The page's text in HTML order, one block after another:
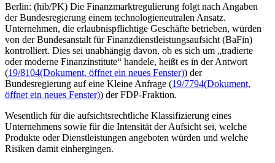
Berlin: (hib/PK) Die Finanzmarktregulierung folgt nach Angaben
der Bundesregierung einem technologieneutralen Ansatz.
Unternehmen, die erlaubnispflichtige Geschäfte betrieben, würden
von der Bundesanstalt für Finanzdienstleistungsaufsicht (BaFin)
kontrolliert. Dies sei unabhängig davon, ob es sich um „tradierte
oder moderne Finanzinstitute“ handele, heißt es in der Antwort
(19/8104(Dokument, öffnet ein neues Fenster)) der
Bundesregierung auf eine Kleine Anfrage (19/7794(Dokument,
öffnet ein neues Fenster)) der FDP-Fraktion.
Wesentlich für die aufsichtsrechtliche Klassifizierung eines
Unternehmens sowie für die Intensität der Aufsicht sei, welche
Produkte oder Dienstleistungen angeboten würden und welche
Risiken damit einhergingen.